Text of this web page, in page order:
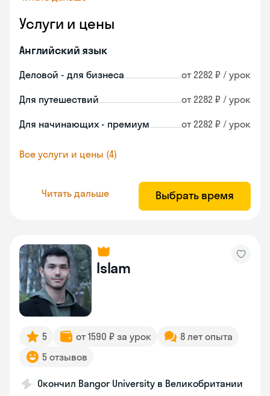
Услуги и цены
Английский язык
Деловой - для бизнеса от 2282 ₽ / урок
Для путешествий от 2282 ₽ / урок
Для начинающих - премиум от 2282 ₽ / урок
Все услуги и цены (4)
Читать дальше Выбрать время
Islam
5 от 1590 ₽ за урок
8 лет опыта
5 отзывов
Окончил Bangor University в Великобритании